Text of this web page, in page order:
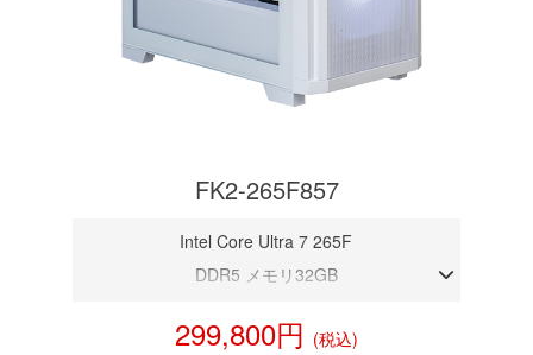
FK2-265F857
Intel Core Ultra 7 265F
DDR5 メモリ32GB
NVMeSSD 1TB
299,800円 (税込)